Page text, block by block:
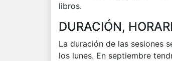
libros.
DURACIÓN,
La duración de las sesiones
los lunes. En septiembre